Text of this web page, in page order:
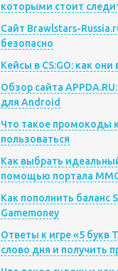
которыми стоит
Сайт Brawlstars-
безопасно
Кейсы в CS:GO: как
Обзор сайта
для Android
Что такое промокоды
пользоваться
Как выбрать
помощью портала
Как пополнить баланс
Gamemoney
Ответы к игре «5 букв
слово дня и получить